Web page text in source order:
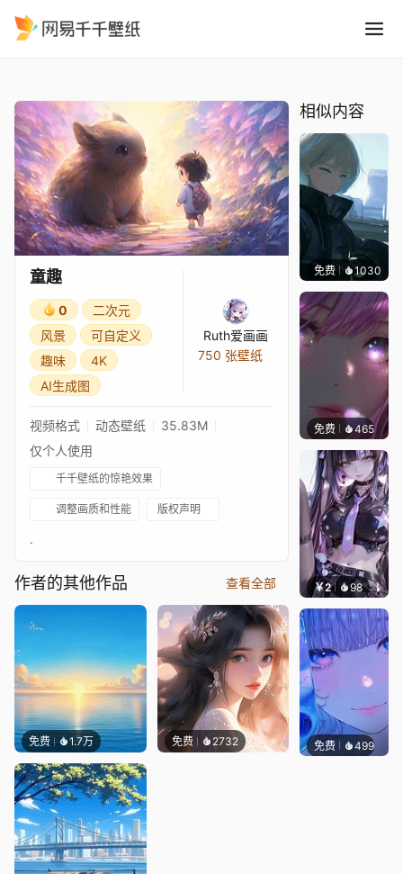
童趣
0
二次元
风景
可自定义
趣味
4K
AI生成图
Ruth爱画画
750 张壁纸
视频格式 动态壁纸
35.83M
仅个人使用
千千壁纸的惊艳效果
调整画质和性能 版权声明
.
作者的其他作品 查看全部
免费 1.7万 免费 2732
相似内容
免费 1030辰东
免费 465辰东
￥2 98 辰东
免费 499辰东